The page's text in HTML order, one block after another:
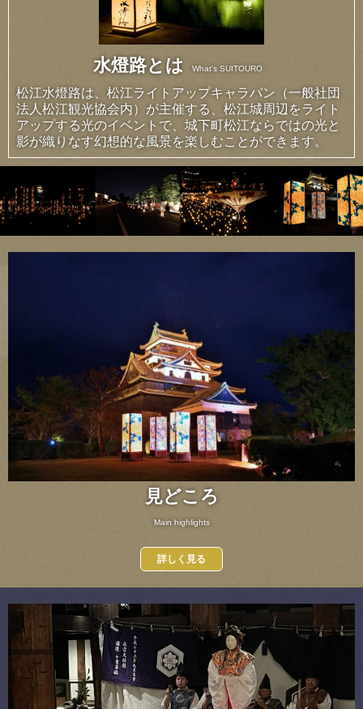
水燈路とは What's SUITOURO
松江水燈路は、松江ライトアップキャラバン（一般社団
法人松江観光協会内）が主催する、松江城周辺をライト
アップする光のイベントで、城下町松江ならではの光と
影が織りなす幻想的な風景を楽しむことができます。
見どころ
Main highlights
詳しく見る